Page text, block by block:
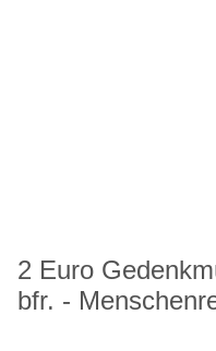
2 Euro
bfr. -